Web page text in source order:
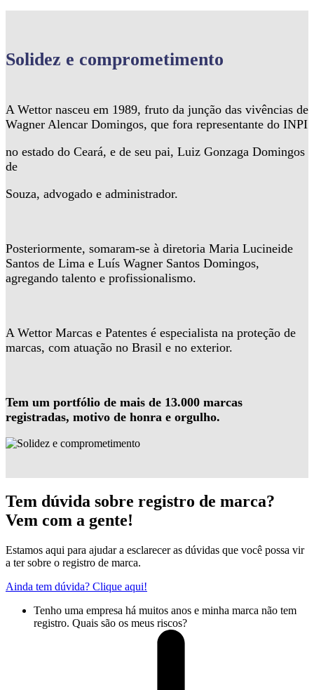
Solidez e comprometimento
A Wettor nasceu em 1989, fruto da junção das vivências de
Wagner Alencar Domingos, que fora representante do INPI
no estado do Ceará, e de seu pai, Luiz Gonzaga Domingos
de
Souza, advogado e administrador.
Posteriormente, somaram-se à diretoria Maria Lucineide
Santos de Lima e Luís Wagner Santos Domingos,
agregando talento e profissionalismo.
A Wettor Marcas e Patentes é especialista na proteção de
marcas, com atuação no Brasil e no exterior.
Tem um portfólio de mais de 13.000 marcas
registradas, motivo de honra e orgulho.
Tem dúvida sobre registro de marca?
Vem com a gente!
Estamos aqui para ajudar a esclarecer as dúvidas que você possa vir
a ter sobre o registro de marca.
Ainda tem dúvida? Clique aqui!
Tenho uma empresa há muitos anos e minha marca não tem
registro. Quais são os meus riscos?